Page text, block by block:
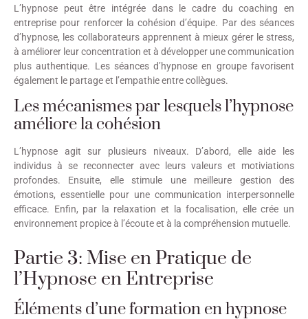
L’hypnose peut être intégrée dans le cadre du coaching en
entreprise pour renforcer la cohésion d’équipe. Par des séances
d’hypnose, les collaborateurs apprennent à mieux gérer le stress,
à améliorer leur concentration et à développer une communication
plus authentique. Les séances d’hypnose en groupe favorisent
également le partage et l’empathie entre collègues.
Les mécanismes par lesquels l’hypnose
améliore la cohésion
L’hypnose agit sur plusieurs niveaux. D’abord, elle aide les
individus à se reconnecter avec leurs valeurs et motiviations
profondes. Ensuite, elle stimule une meilleure gestion des
émotions, essentielle pour une communication interpersonnelle
efficace. Enfin, par la relaxation et la focalisation, elle crée un
environnement propice à l’écoute et à la compréhension mutuelle.
Partie 3: Mise en Pratique de
l’Hypnose en Entreprise
Éléments d’une formation en hypnose